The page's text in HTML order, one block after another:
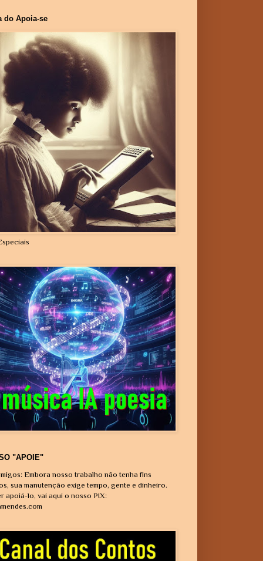
do Apoia-se
"APOIE"
Embora nosso trabalho não tenha fins
sua manutenção exige tempo, gente e dinheiro.
apoiá-lo, vai aqui o nosso PIX: